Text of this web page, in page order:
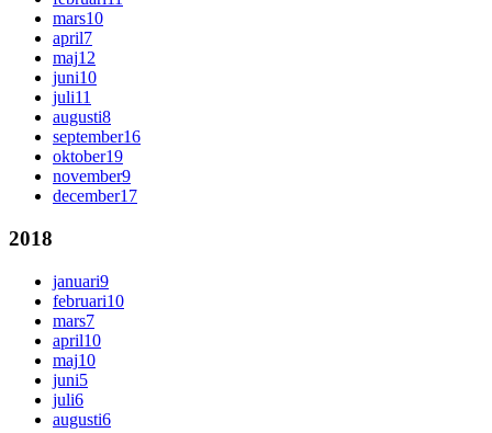
mars10
april7
maj12
juni10
juli11
augusti8
september16
oktober19
november9
december17
2018
januari9
februari10
mars7
april10
maj10
juni5
juli6
augusti6